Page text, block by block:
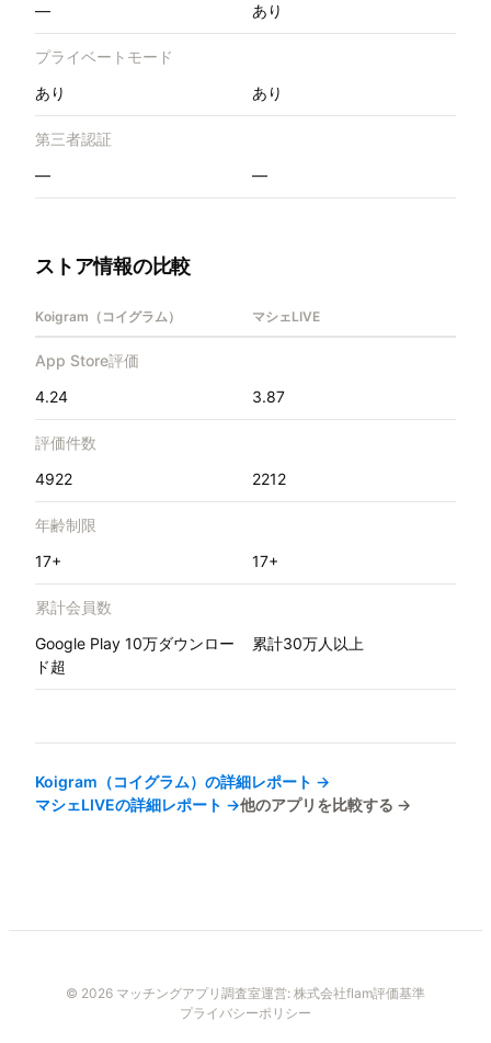
—
あり
プライベートモード
あり
あり
第三者認証
—
—
ストア情報の比較
Koigram（コイグラム） マシェLIVE
App Store評価
4.24
3.87
評価件数
4922
2212
年齢制限
17+
17+
累計会員数
Google Play 10万ダウンロー
ド超
累計30万人以上
Koigram（コイグラム） の詳細レポート →
マシェLIVEの詳細レポート →他のアプリを比較する →
© 2026 マッチングアプリ調査室運営: 株式会社flam評価基準
プライバシーポリシー